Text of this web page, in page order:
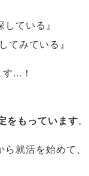
ている』
てみている』
...！
をもっています。
ら就活を始めて 、